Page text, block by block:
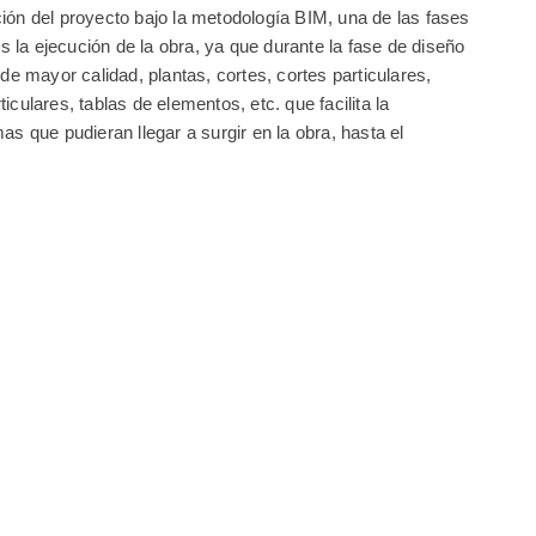
del proyecto bajo la metodología BIM, una de las fases
la ejecución de la obra, ya que durante la fase de diseño
mayor calidad, plantas, cortes, cortes particulares,
tablas de elementos, etc. que facilita la
que pudieran llegar a surgir en la obra, hasta el